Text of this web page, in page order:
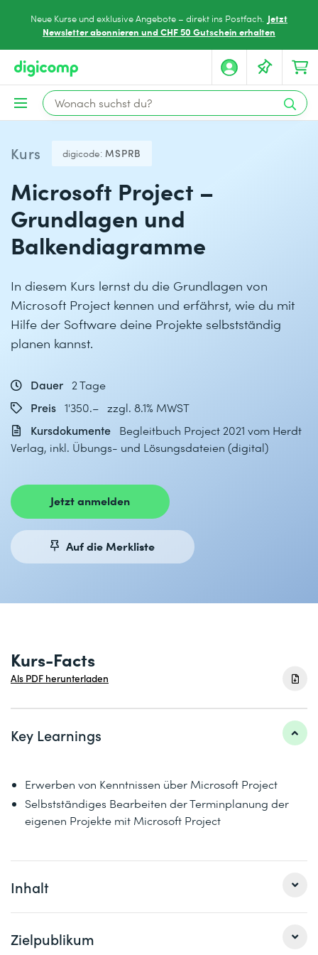
Neue Kurse und exklusive Angebote – direkt ins Postfach. Jetzt
Newsletter abonnieren und CHF 50 Gutschein erhalten
Kurs digicode: MSPRB
Microsoft Project –
Grundlagen und
Balkendiagramme
In diesem Kurs lernst du die Grundlagen von
Microsoft Project kennen und erfährst, wie du mit
Hilfe der Software deine Projekte selbstständig
planen kannst.
Dauer
2 Tage
Preis 1'350.– zzgl. 8.1% MWST
Kursdokumente
Begleitbuch Project 2021 vom Herdt
Verlag, inkl. Übungs- und Lösungsdateien (digital)
Jetzt anmelden
Auf die Merkliste
Kurs-Facts
Als PDF herunterladen
Key Learnings
Erwerben von Kenntnissen über Microsoft Project
Selbstständiges Bearbeiten der Terminplanung der
eigenen Projekte mit Microsoft Project
Inhalt
1 Programmaufbau
Zielpublikum